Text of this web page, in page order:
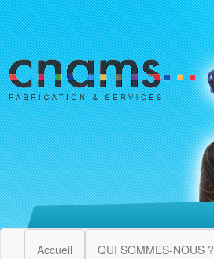
Accueil QUI SOMMES-NOUS ?